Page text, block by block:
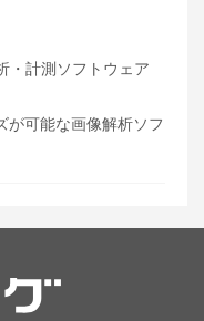
・計測ソフトウェア
が可能な画像解析ソフ